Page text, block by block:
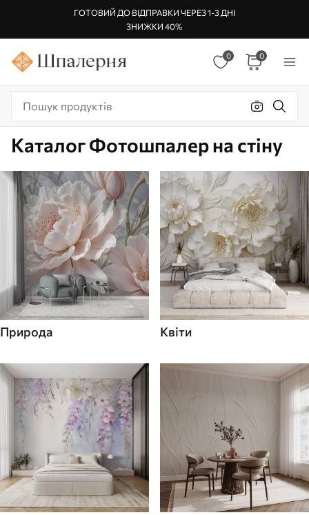
ГОТОВИЙ ДО ВІДПРАВКИ ЧЕРЕЗ 1-3 ДНІ
ЗНИЖКИ 40%
0 0
Каталог Фотошпалер на стіну
Природа Квіти